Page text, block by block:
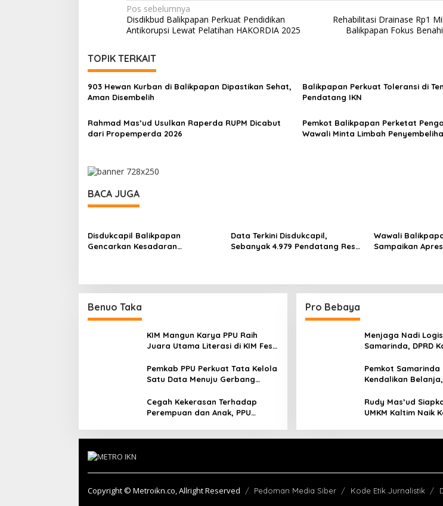
Navigasi
pos
Pos sebelumnya
Disdikbud Balikpapan Perkuat Pendidikan
Antikorupsi Lewat Pelatihan HAKORDIA 2025
Rehabilitasi Drainase Rp1
Balikpapan Fokus
TOPIK TERKAIT
903 Hewan Kurban di Balikpapan Dipastikan Sehat,
Aman Disembelih
Balikpapan Perkuat Toleransi di
Pendatang IKN
Rahmad Mas’ud Usulkan Raperda RUPM Dicabut
dari Propemperda 2026
Pemkot Balikpapan Perketat
Wawali Minta Limbah
BACA JUGA
Disdukcapil Balikpapan
Gencarkan Kesadaran
Data Terkini Disdukcapil,
Sebanyak 4.979 Pendatang Resmi
Wawali
Sampaikan
Benuo Taka
KIM Mangun Karya PPU Raih
Juara Utama Literasi di KIM Fest
Panggung Nasional
Pemkab PPU Perkuat Tata Kelola
Satu Data Menuju Gerbang
Cegah Kekerasan Terhadap
Perempuan dan Anak, PPU
Pro Bebaya
Menjaga Nadi
Samarinda, DPRD
Pemkot Samarinda
Kendalikan
daripada Berutang
Rudy Mas’ud
UMKM Kaltim Naik
Copyright © Metroikn.co, Allright Reserved Pedoman Media Siber Kode Etik Jurnalistik